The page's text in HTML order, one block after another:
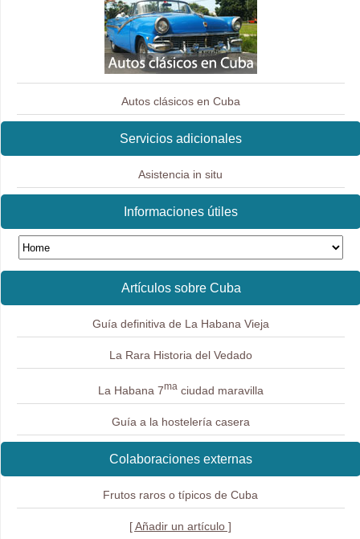
Autos clásicos en Cuba
Servicios adicionales
Asistencia in situ
Informaciones útiles
Artículos sobre Cuba
Guía definitiva de La Habana Vieja
La Rara Historia del Vedado
La Habana 7maciudad maravilla
Guía a la hostelería casera
Colaboraciones externas
Frutos raros o típicos de Cuba
[ Añadir un artículo ]